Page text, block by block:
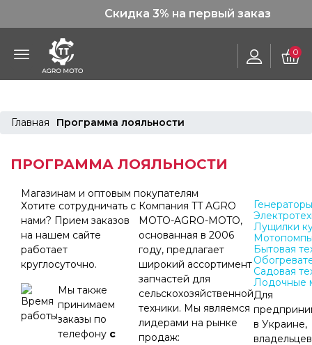
Скидка 3% на первый заказ
0
Главная Программа лояльности
ПРОГРАММА ЛОЯЛЬНОСТИ
Магазинам и оптовым покупателям
Хотите сотрудничать с
нами? Прием заказов
на нашем сайте
работает
круглосуточно.
Мы также
принимаем
заказы по
телефону с
Компания TT AGRO
MOTO-AGRO-MOTO,
основанная в 2006
году, предлагает
широкий ассортимент
запчастей для
сельскохозяйственной
техники. Мы являемся
лидерами на рынке
продаж:
Генераторы
Лущилки
Бытовая
Садовая
Лодочные
Для
в Украине,